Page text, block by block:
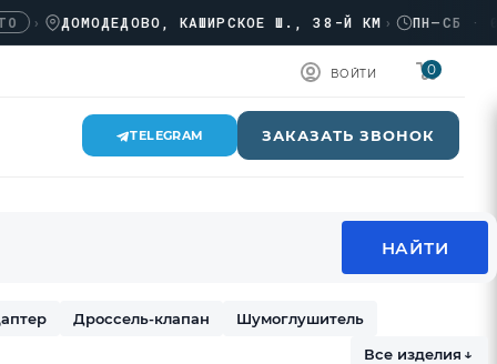
ДОМОДЕДОВО, КАШИРСКОЕ Ш., 38-Й КМ› ПН–СБ ·
ВОЙТИ 0
TELEGRAM ЗАКАЗАТЬ ЗВОНОК
Дроссель-клапан
Шумоглушитель
Все изделия ↓